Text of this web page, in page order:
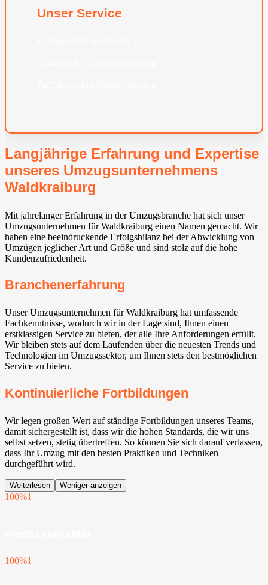
Unser Service
Langjährige Erfahrung und Expertise
unseres Umzugsunternehmens
Waldkraiburg
Mit jahrelanger Erfahrung in der Umzugsbranche hat sich unser
Umzugsunternehmen für Waldkraiburg einen Namen gemacht. Wir
haben eine beeindruckende Erfolgsbilanz bei der Abwicklung von
Umzügen jeglicher Art und Größe und sind stolz auf die hohe
Kundenzufriedenheit.
Branchenerfahrung
Unser Umzugsunternehmen für Waldkraiburg hat umfassende
Fachkenntnisse, wodurch wir in der Lage sind, Ihnen einen
erstklassigen Service zu bieten, der alle Ihre Anforderungen erfüllt.
Wir bleiben stets auf dem Laufenden über die neuesten Trends und
Technologien im Umzugssektor, um Ihnen stets den bestmöglichen
Service zu bieten.
Kontinuierliche Fortbildungen
Wir legen großen Wert auf ständige Fortbildungen unseres Teams,
damit sichergestellt ist, dass wir die hohen Standards, die wir uns
selbst setzen, stetig übertreffen. So können Sie sich darauf verlassen,
dass Ihr Umzug mit den besten Praktiken und Techniken
durchgeführt wird.
Weiterlesen Weniger anzeigen
100%1
100%1